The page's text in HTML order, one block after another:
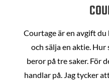
Courtage är en avgift
och sälja en aktie.
beror på tre saker. För
handlar på. Jag tycker